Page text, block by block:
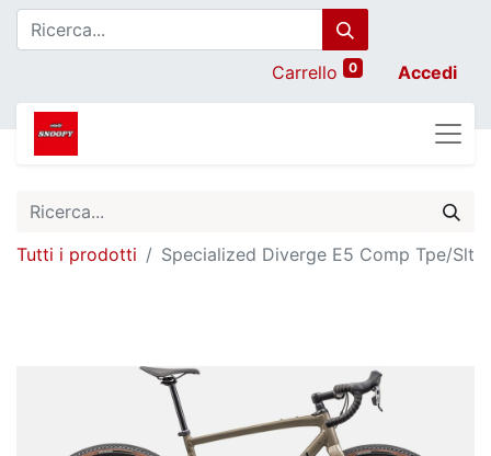
Carrello 0 Accedi
Tutti i prodotti Specialized Diverge E5 Comp Tpe/Slt